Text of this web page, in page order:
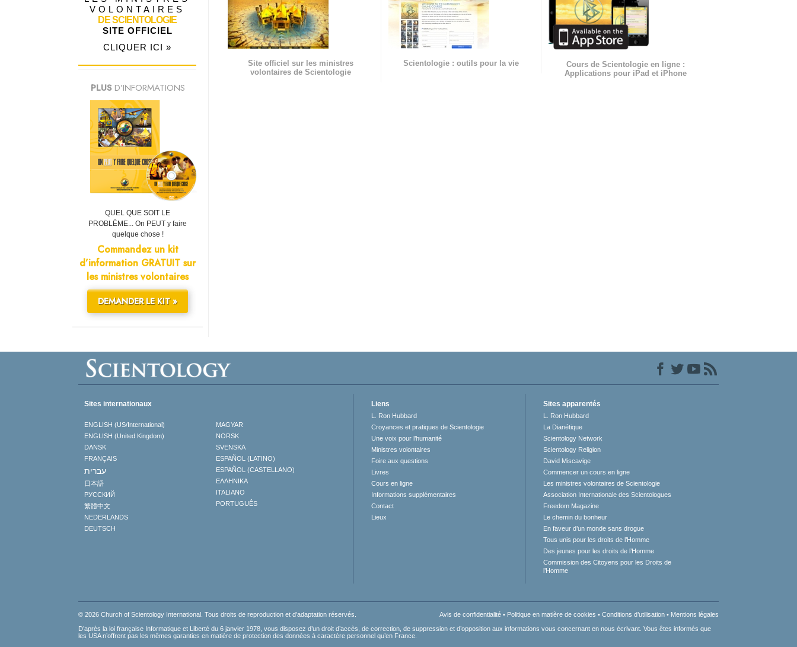
Site officiel sur les ministres
volontaires de Scientologie
Scientologie : outils pour la vie
Cours de Scientologie en ligne :
Applications pour iPad et iPhone
VOLONTAIRES
DE SCIENTOLOGIE
SITE OFFICIEL
CLIQUER ICI »
PLUS D’INFORMATIONS
QUEL QUE SOIT LE
PROBLÈME... On PEUT y faire
quelque chose !
Commandez un kit
d’information GRATUIT sur
les ministres volontaires
DEMANDER LE KIT »
Sites internationaux
ENGLISH (US/International)
ENGLISH (United Kingdom)
DANSK
FRANÇAIS
עברית
日本語
РУССКИЙ
繁體中文
NEDERLANDS
DEUTSCH
MAGYAR
NORSK
SVENSKA
ESPAÑOL (LATINO)
ESPAÑOL (CASTELLANO)
ΕΛΛΗΝΙΚA
ITALIANO
PORTUGUÊS
Liens
L. Ron Hubbard
Croyances et pratiques de Scientologie
Une voix pour l’humanité
Ministres volontaires
Foire aux questions
Livres
Cours en ligne
Informations supplémentaires
Contact
Lieux
Sites apparentés
L. Ron Hubbard
La Dianétique
Scientology Network
Scientology Religion
David Miscavige
Commencer un cours en ligne
Les ministres volontaires de Scientologie
Association Internationale des Scientologues
Freedom Magazine
Le chemin du bonheur
En faveur d’un monde sans drogue
Tous unis pour les droits de l’Homme
Des jeunes pour les droits de l’Homme
Commission des Citoyens pour les Droits de
l’Homme
© 2026 Church of Scientology International. Tous droits de reproduction et d’adaptation réservés. Avis de confidentialité • Politique en matière de cookies • Conditions d’utilisation • Mentions légales
D’après la loi française Informatique et Liberté du 6 janvier 1978, vous disposez d’un droit d’accès, de correction, de suppression et d’opposition aux informations vous concernant en nous écrivant. Vous êtes informés que
les USA n’offrent pas les mêmes garanties en matière de protection des données à caractère personnel qu’en France.